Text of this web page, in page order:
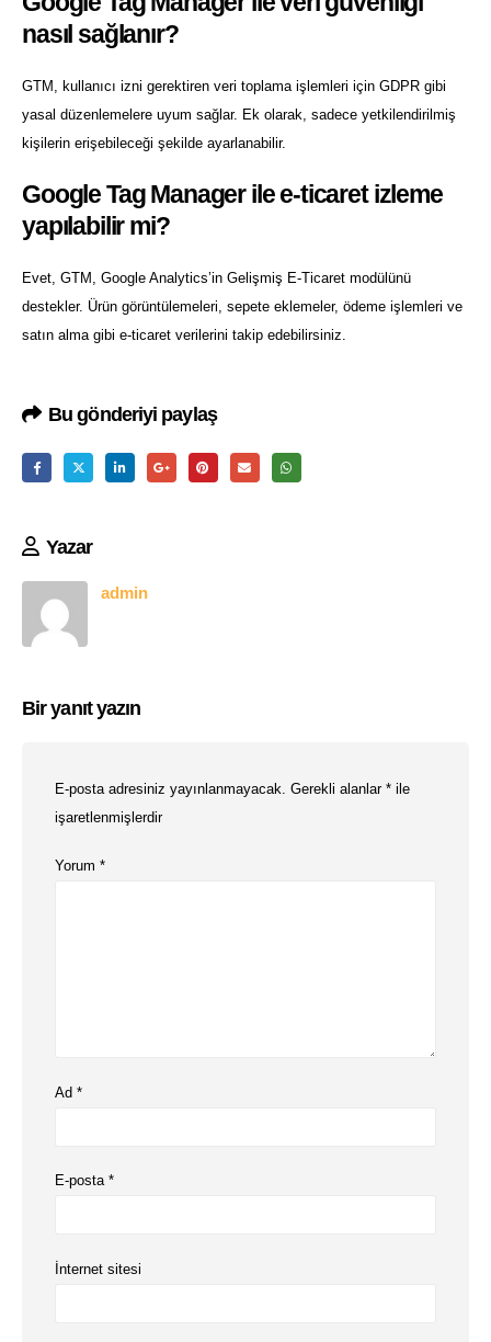
nasıl sağlanır?
GTM, kullanıcı izni gerektiren veri toplama işlemleri için GDPR gibi
yasal düzenlemelere uyum sağlar. Ek olarak, sadece yetkilendirilmiş
kişilerin erişebileceği şekilde ayarlanabilir.
Google Tag Manager ile e-ticaret izleme
yapılabilir mi?
Evet, GTM, Google Analytics’in Gelişmiş E-Ticaret modülünü
destekler. Ürün görüntülemeleri, sepete eklemeler, ödeme işlemleri ve
satın alma gibi e-ticaret verilerini takip edebilirsiniz.
Bu gönderiyi paylaş
Yazar
admin
Bir yanıt yazın
E-posta adresiniz yayınlanmayacak. Gerekli alanlar * ile
işaretlenmişlerdir
Yorum *
Ad *
E-posta *
İnternet sitesi